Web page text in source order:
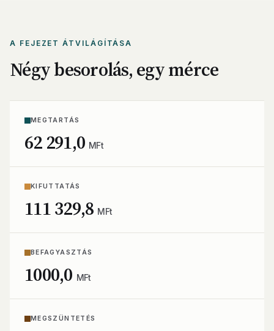
A FEJEZET ÁTVILÁGÍTÁSA
Négy besorolás, egy mérce
MEGTARTÁS
62 291,0 MFt
KIFUTTATÁS
111 329,8 MFt
BEFAGYASZTÁS
1000,0 MFt
MEGSZÜNTETÉS